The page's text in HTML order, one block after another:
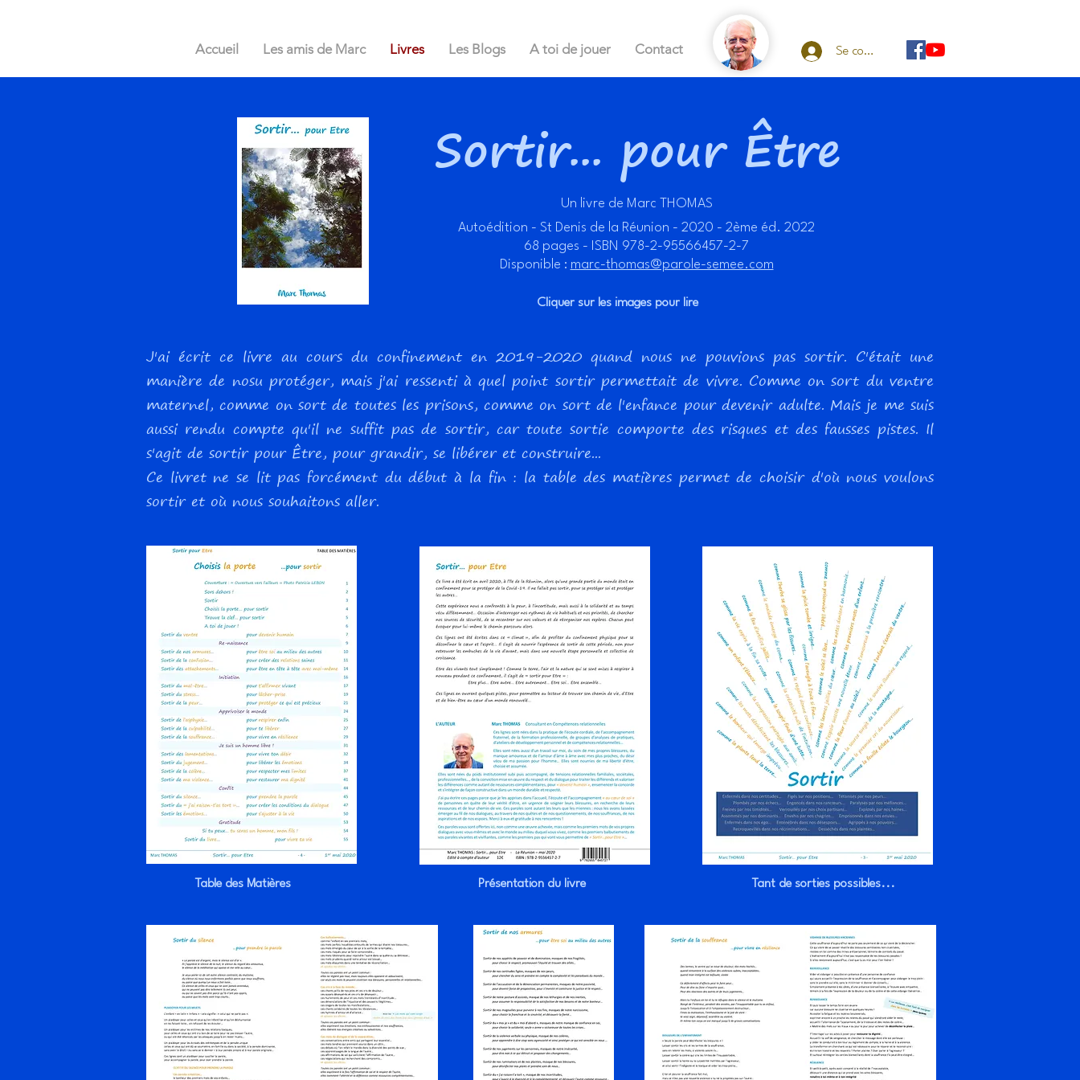
Accueil Les amis de Marc Livres Les Blogs A toi de jouer Contact Se connecter
Sortir... pour Être
Un livre de Marc THOMAS
Autoédition - St Denis de la Réunion - 2020 - 2ème éd. 2022
68 pages - ISBN 978-2-95566457-2-7
Disponible : marc-thomas@parole-semee.com
Cliquer sur les images pour lire
J'ai écrit ce livre au cours du confinement en 2019-2020 quand nous ne pouvions pas sortir. C'était une
manière de nosu protéger, mais j'ai ressenti à quel point sortir permettait de vivre. Comme on sort du ventre
maternel, comme on sort de toutes les prisons, comme on sort de l'enfance pour devenir adulte. Mais je me suis
aussi rendu compte qu'il ne suffit pas de sortir, car toute sortie comporte des risques et des fausses pistes. Il
s'agit de sortir pour Être, pour grandir, se libérer et construire...
Ce livret ne se lit pas forcément du début à la fin : la table des matières permet de choisir d'où nous voulons
sortir et où nous souhaitons aller.
Table des Matières Présentation du livre Tant de sorties possibles...